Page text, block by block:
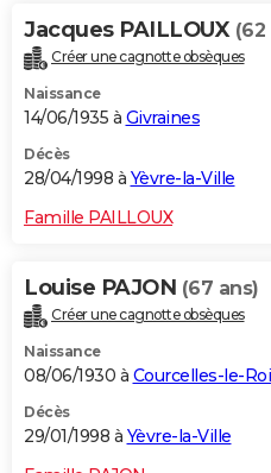
Jacques PAILLOUX (62
Créer une cagnotte obsèques
Naissance
14/06/1935 à Givraines
Décès
28/04/1998 à Yèvre-la-Ville
Famille PAILLOUX
Louise PAJON (67 ans)
Créer une cagnotte obsèques
Naissance
08/06/1930 à Courcelles-le-Roi
Décès
29/01/1998 à Yèvre-la-Ville